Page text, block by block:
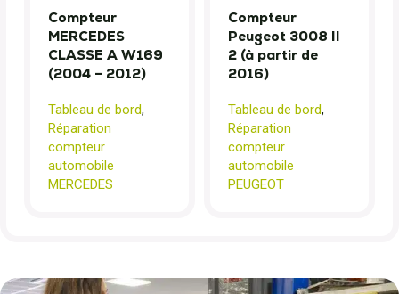
Compteur
MERCEDES
CLASSE A W169
(2004 – 2012)
Tableau de bord,
Réparation
compteur
automobile
MERCEDES
Compteur
Peugeot 3008 II
2 (à partir de
2016)
Tableau de bord,
Réparation
compteur
automobile
PEUGEOT